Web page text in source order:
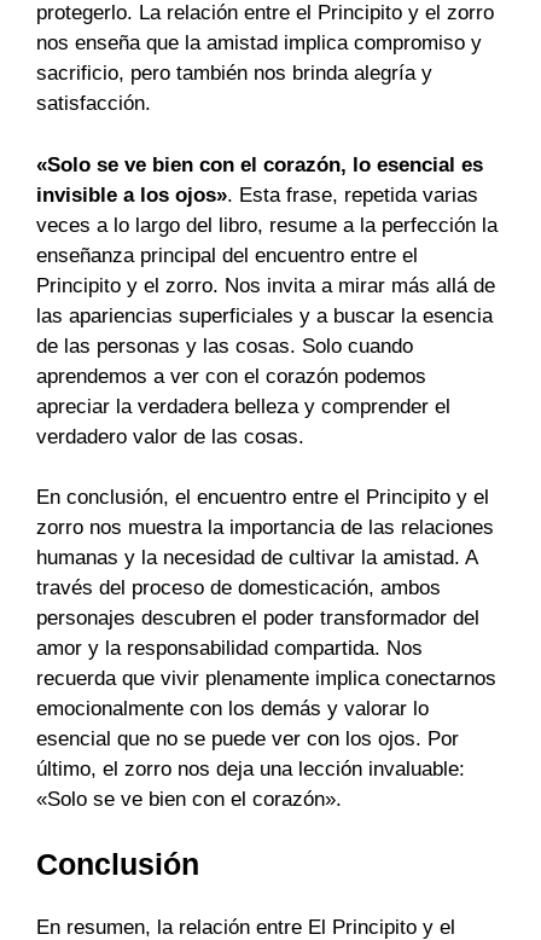
protegerlo. La relación entre el Principito y el zorro
nos enseña que la amistad implica compromiso y
sacrificio, pero también nos brinda alegría y
satisfacción.
«Solo se ve bien con el corazón, lo esencial es
invisible a los ojos». Esta frase, repetida varias
veces a lo largo del libro, resume a la perfección la
enseñanza principal del encuentro entre el
Principito y el zorro. Nos invita a mirar más allá de
las apariencias superficiales y a buscar la esencia
de las personas y las cosas. Solo cuando
aprendemos a ver con el corazón podemos
apreciar la verdadera belleza y comprender el
verdadero valor de las cosas.
En conclusión, el encuentro entre el Principito y el
zorro nos muestra la importancia de las relaciones
humanas y la necesidad de cultivar la amistad. A
través del proceso de domesticación, ambos
personajes descubren el poder transformador del
amor y la responsabilidad compartida. Nos
recuerda que vivir plenamente implica conectarnos
emocionalmente con los demás y valorar lo
esencial que no se puede ver con los ojos. Por
último, el zorro nos deja una lección invaluable:
«Solo se ve bien con el corazón».
Conclusión
En resumen, la relación entre El Principito y el